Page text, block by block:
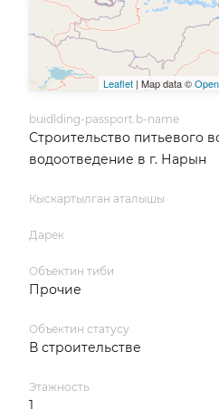
Leaflet | Map data ©
buidlding-passport.b-name
Строительство питьевого
водоотведение в г. Нарын
Кыскартылган аталышы
Дарек
Объектин тиби
Прочие
Объектин статусу
В строительстве
Этажность
1